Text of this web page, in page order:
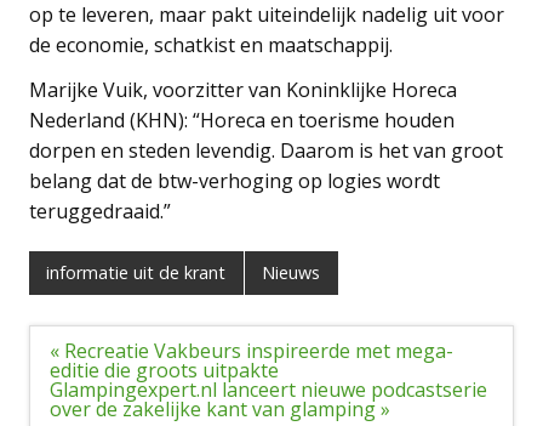
op te leveren, maar pakt uiteindelijk nadelig uit voor
de economie, schatkist en maatschappij.
Marijke Vuik, voorzitter van Koninklijke Horeca
Nederland (KHN): “Horeca en toerisme houden
dorpen en steden levendig. Daarom is het van groot
belang dat de btw-verhoging op logies wordt
teruggedraaid.”
informatie uit de krant Nieuws
Bericht
navigatie
« Recreatie Vakbeurs inspireerde met mega-
editie die groots uitpakte
Glampingexpert.nl lanceert nieuwe podcastserie
over de zakelijke kant van glamping »